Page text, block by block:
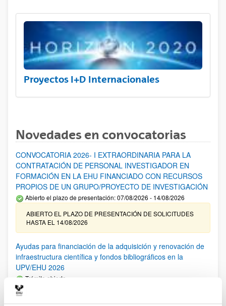
Proyectos I+D Internacionales
Novedades en convocatorias
CONVOCATORIA 2026- I EXTRAORDINARIA PARA LA
CONTRATACIÓN DE PERSONAL INVESTIGADOR EN
FORMACIÓN EN LA EHU FINANCIADO CON RECURSOS
PROPIOS DE UN GRUPO/PROYECTO DE INVESTIGACIÓN
Abierto el plazo de presentación: 07/08/2026 - 14/08/2026
ABIERTO EL PLAZO DE PRESENTACIÓN DE SOLICITUDES
HASTA EL 14/08/2026
Ayudas para financiación de la adquisición y renovación de
infraestructura científica y fondos bibliográficos en la
UPV/EHU 2026
Trámite abierto
solicitudes admitidas y excluidas. 23/03/2026: Relación